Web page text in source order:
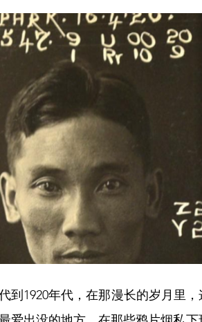
到1920年代，在那漫长的岁月里